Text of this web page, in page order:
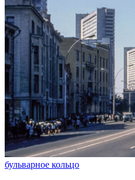
бульварное кольцо